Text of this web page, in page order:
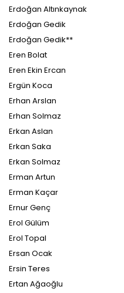
Erdoğan Altınkaynak
Erdoğan Gedik
Erdoğan Gedik**
Eren Bolat
Eren Ekin Ercan
Ergün Koca
Erhan Arslan
Erhan Solmaz
Erkan Aslan
Erkan Saka
Erkan Solmaz
Erman Artun
Erman Kaçar
Ernur Genç
Erol Gülüm
Erol Topal
Ersan Ocak
Ersin Teres
Ertan Ağaoğlu